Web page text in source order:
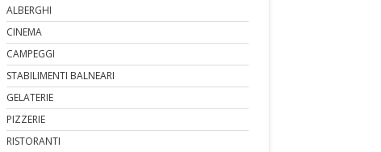
ALBERGHI
CINEMA
CAMPEGGI
STABILIMENTI BALNEARI
GELATERIE
PIZZERIE
RISTORANTI